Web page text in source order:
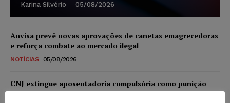
Karina Silvério - 05/08/2026
Anvisa prevê novas aprovações de canetas emagrecedoras
e reforça combate ao mercado ilegal
NOTÍCIAS 05/08/2026
CNJ extingue aposentadoria compulsória como punição
máxima para magistrados e regulamenta perda do cargo